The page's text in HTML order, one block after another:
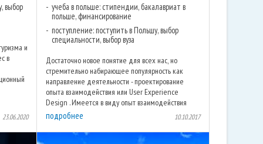
выбор
и
в
23.06.2020
учеба в польше: стипендии, бакалавриат в
польше, финансирование
поступление: поступить в Польшу, выбор
специальности, выбор вуза
Достаточно новое понятие для всех нас, но
стремительно набирающее популярность как
направление деятельности - проектирование
опыта взаимодействия или User Experience
Design . Имеется в виду опыт взаимодействия
пользователя с продуктом через те ...
подробнее 10.10.2017